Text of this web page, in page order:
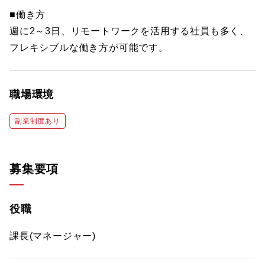
■働き方
週に2～3日、リモートワークを活用する社員も多く、
フレキシブルな働き方が可能です。
職場環境
副業制度あり
募集要項
役職
課長(マネージャー)